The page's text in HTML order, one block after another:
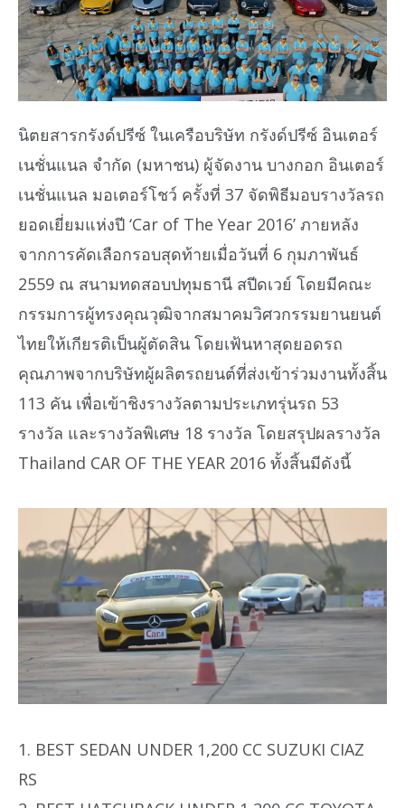
นิตยสารกรังด์ปรีซ์ ในเครือบริษัท กรังด์ปรีซ์ อินเตอร์
เนชั่นแนล จำกัด (มหาชน) ผู้จัดงาน บางกอก อินเตอร์
เนชั่นแนล มอเตอร์โชว์ ครั้งที่ 37 จัดพิธีมอบรางวัลรถ
ยอดเยี่ยมแห่งปี ‘Car of The Year 2016’ ภายหลัง
จากการคัดเลือกรอบสุดท้ายเมื่อวันที่ 6 กุมภาพันธ์
2559 ณ สนามทดสอบปทุมธานี สปีดเวย์ โดยมีคณะ
กรรมการผู้ทรงคุณวุฒิจากสมาคมวิศวกรรมยานยนต์
ไทยให้เกียรติเป็นผู้ตัดสิน โดยเฟ้นหาสุดยอดรถ
คุณภาพจากบริษัทผู้ผลิตรถยนต์ที่ส่งเข้าร่วมงานทั้งสิ้น
113 คัน เพื่อเข้าชิงรางวัลตามประเภทรุ่นรถ 53
รางวัล และรางวัลพิเศษ 18 รางวัล โดยสรุปผลรางวัล
Thailand CAR OF THE YEAR 2016 ทั้งสิ้นมีดังนี้
1. BEST SEDAN UNDER 1,200 CC SUZUKI CIAZ
RS